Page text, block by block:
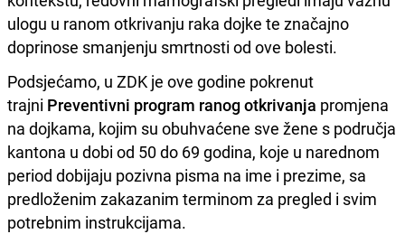
ulogu u ranom otkrivanju raka dojke te značajno
doprinose smanjenju smrtnosti od ove bolesti.
Podsjećamo, u ZDK je ove godine pokrenut
trajni Preventivni program ranog otkrivanja promjena
na dojkama, kojim su obuhvaćene sve žene s područja
kantona u dobi od 50 do 69 godina, koje u narednom
period dobijaju pozivna pisma na ime i prezime, sa
predloženim zakazanim terminom za pregled i svim
potrebnim instrukcijama.